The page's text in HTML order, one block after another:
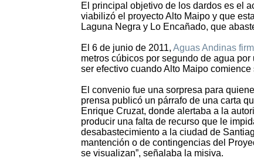
El principal objetivo de los dardos es el
viabilizó el proyecto Alto Maipo y que
Laguna Negra y Lo Encañado, que
El 6 de junio de 2011, Aguas Andinas
metros cúbicos por segundo de agua
ser efectivo cuando Alto Maipo
El convenio fue una sorpresa para
prensa publicó un párrafo de una carta
Enrique Cruzat, donde alertaba a la
producir una falta de recurso que le
desabastecimiento a la ciudad de
mantención o de contingencias del
se visualizan”, señalaba la misiva.